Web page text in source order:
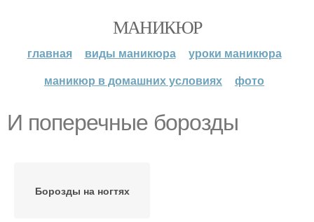
МАНИКЮР
главная виды маникюра
уроки маникюра
маникюр в домашних условиях
фото
И поперечные борозды
Борозды на ногтях